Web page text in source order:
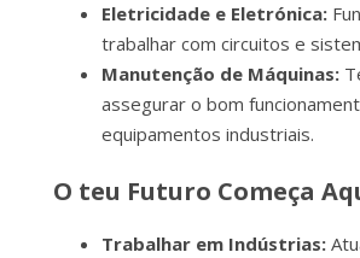
Eletricidade e Eletrónica:
trabalhar com circuitos e
Manutenção de Máquinas:
assegurar o bom
equipamentos industriais.
O teu Futuro Começa
Trabalhar em Indústrias: